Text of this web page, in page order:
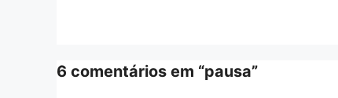
6 comentários em “pausa”